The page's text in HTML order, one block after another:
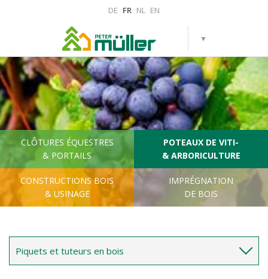
DE FR NL EN
CLÔTURES ÉQUESTRES
& PORTAILS
POTEAUX DE VITI-
& ARBORICULTURE
CONSTRUCTIONS BOIS
& USINAGE
IMPRÉGNATION
DE BOIS
Piquets et tuteurs en bois